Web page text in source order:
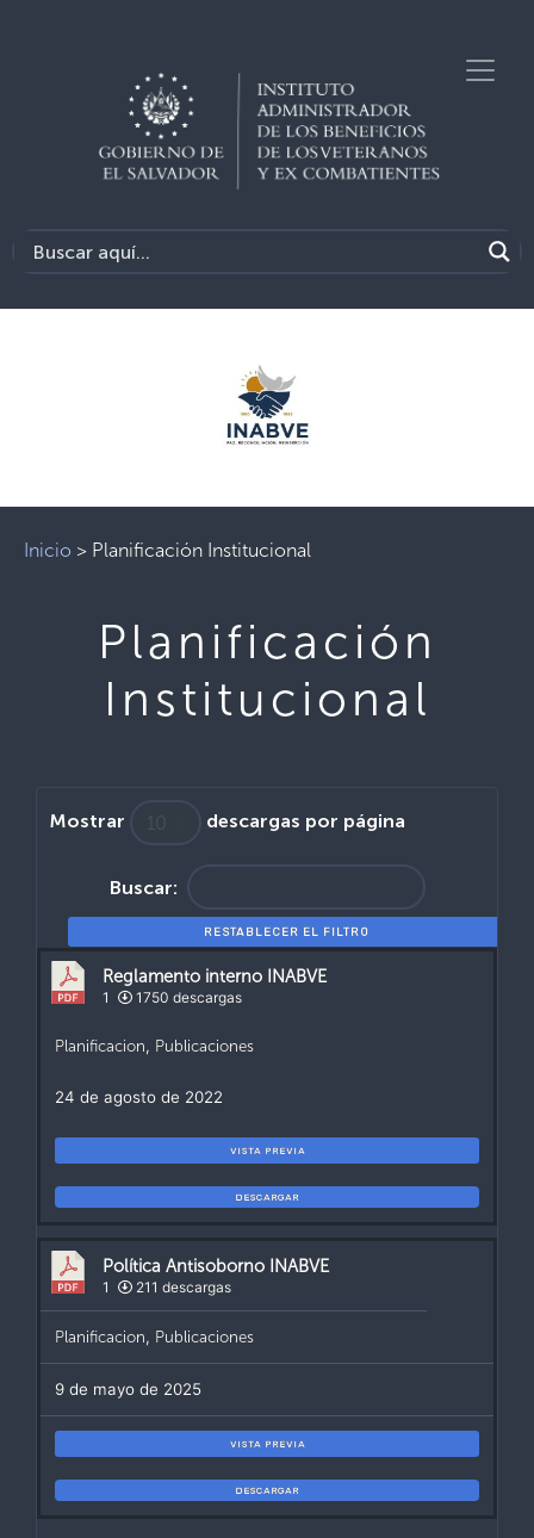
Inicio > Planificación Institucional
Planificación
Institucional
Mostrar descargas por página
Buscar:
RESTABLECER EL FILTRO
Reglamento interno INABVE
1 1750 descargas
Planificacion, Publicaciones
24 de agosto de 2022
VISTA PREVIA
DESCARGAR
Política Antisoborno INABVE
1 211 descargas
Planificacion, Publicaciones
9 de mayo de 2025
VISTA PREVIA
DESCARGAR